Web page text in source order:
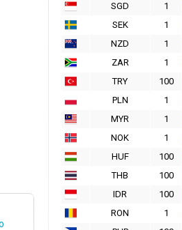
SGD
1
SEK
1
NZD
1
ZAR
1
TRY
100
PLN
1
MYR
1
NOK
1
HUF
100
THB
100
IDR
100
RON
1